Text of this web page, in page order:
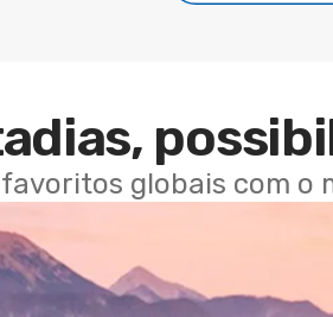
globais com o